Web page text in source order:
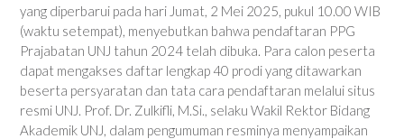
yang diperbarui pada hari Jumat, 2 Mei 2025, pukul 10.00 WIB
(waktu setempat), menyebutkan bahwa pendaftaran PPG
Prajabatan UNJ tahun 2024 telah dibuka. Para calon peserta
dapat mengakses daftar lengkap 40 prodi yang ditawarkan
beserta persyaratan dan tata cara pendaftaran melalui situs
resmi UNJ. Prof. Dr. Zulkifli, M.Si., selaku Wakil Rektor Bidang
Akademik UNJ, dalam pengumuman resminya menyampaikan